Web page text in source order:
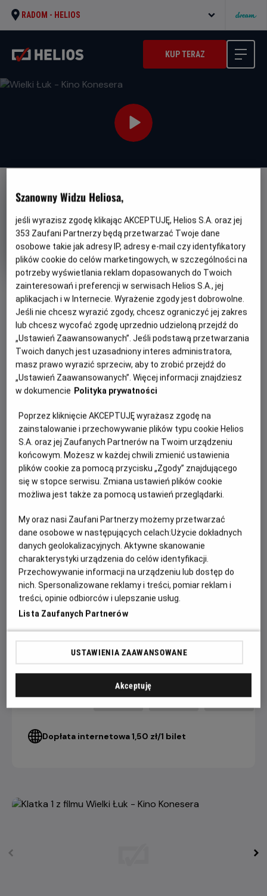
RADOM - HELIOS
KUP TERAZ
OBSERWUJ
Wielki Łuk - Kino Konesera
Oryginalny
tytuł
L'inconnu de la Grande Arche
Gatunek
Komediodramat
Minimalny
wiek
Od 15 lat
Czas
trwania
114 min
REŻYSERIA
Stéphane Demoustier
SCENARIUSZ
Stéphane Demoustier
OBSADA
Sidse Babett Knudsen, Claes Bang, Xavier Dolan, Swann
Arlaud, Michel Fau
WIĘCEJ SZCZEGÓŁÓW
OPIS WYDARZENIA
Poruszająca i pełna humoru prawdziwa historia z
gwiazdorską obsadą.
Rok 1982, anonimowy wykładowca i pasjonat wędkarstwa w
średnim wieku, Johann Otto von Spreckelsen – sensacyjnie
wygrywa najważniejszy konkurs architektoniczny na
świecie. Teraz na oczach całego świata będzie wykuwał
swoje magnum opus – „nowy Łuk Triumfalny”, symbol
postępu, braterstwa i rodzącej się ery pokoju. Na jego
drodze stanie jednak nie tylko własna bezkompromisowość
i perfekcjonizm, ale także polityczne naciski i
biurokratyczna machina.
W obsadzie m.in. jedyny w swoim rodzaju Xavier Dolan,
magnetyczny Swann Arlaud (adwokat z „Anatomii upadku”)
i wybuchowy Claes Bang („The Square”).
CENNIK
Bilet Konesera 12,90 ZŁ 15,90 ZŁ 17,90 ZŁ
Dopłata internetowa 1,50 zł/1 bilet
Szanowny Widzu Heliosa,
jeśli wyrazisz zgodę klikając AKCEPTUJĘ, Helios S.A. oraz jej
353 Zaufani Partnerzy będą przetwarzać Twoje dane
osobowe takie jak adresy IP, adresy e-mail czy identyfikatory
plików cookie do celów marketingowych, w szczególności na
potrzeby wyświetlania reklam dopasowanych do Twoich
zainteresowań i preferencji w serwisach Helios S.A., jej
aplikacjach i w Internecie. Wyrażenie zgody jest dobrowolne.
Jeśli nie chcesz wyrazić zgody, chcesz ograniczyć jej zakres
lub chcesz wycofać zgodę uprzednio udzieloną przejdź do
„Ustawień Zaawansowanych”. Jeśli podstawą przetwarzania
Twoich danych jest uzasadniony interes administratora,
masz prawo wyrazić sprzeciw, aby to zrobić przejdź do
„Ustawień Zaawansowanych”. Więcej informacji znajdziesz
w dokumencie Polityka prywatności
Poprzez kliknięcie AKCEPTUJĘ wyrażasz zgodę na
zainstalowanie i przechowywanie plików typu cookie Helios
S.A. oraz jej Zaufanych Partnerów na Twoim urządzeniu
końcowym. Możesz w każdej chwili zmienić ustawienia
plików cookie za pomocą przycisku „Zgody” znajdującego
się w stopce serwisu. Zmiana ustawień plików cookie
możliwa jest także za pomocą ustawień przeglądarki.
My oraz nasi Zaufani Partnerzy możemy przetwarzać
dane osobowe w następujących celach:Użycie dokładnych
danych geolokalizacyjnych. Aktywne skanowanie
charakterystyki urządzenia do celów identyfikacji.
Przechowywanie informacji na urządzeniu lub dostęp do
nich. Spersonalizowane reklamy i treści, pomiar reklam i
treści, opinie odbiorców i ulepszanie usług.
Lista Zaufanych Partnerów
USTAWIENIA ZAAWANSOWANE
Akceptuję